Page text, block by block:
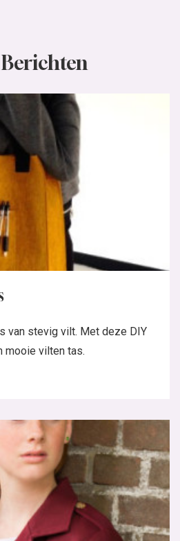
van stevig vilt. Met deze DIY
mooie vilten tas.